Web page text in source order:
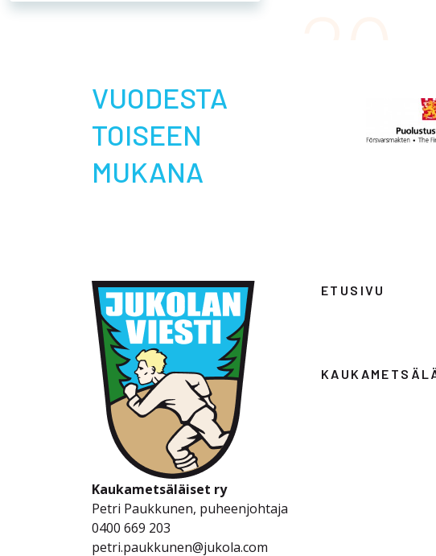
VUODESTA
TOISEEN
MUKANA
Kaukametsäläiset ry
Petri Paukkunen, puheenjohtaja
0400 669 203
petri.paukkunen@jukola.com
ETUSIVU